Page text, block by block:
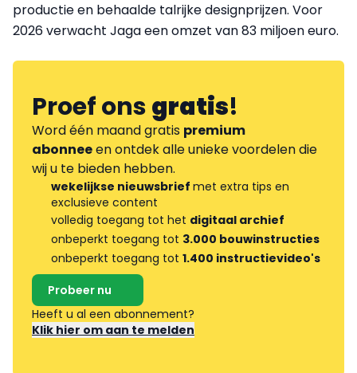
productie en behaalde talrijke designprijzen. Voor
2026 verwacht Jaga een omzet van 83 miljoen euro.
Proef onsgratis!
Word één maand gratis premium
abonneeen ontdek alle unieke voordelen die
wij u te bieden hebben.
wekelijkse nieuwsbrief met extra tips en
exclusieve content
volledig toegang tot het digitaal archief
onbeperkt toegang tot 3.000 bouwinstructies
onbeperkt toegang tot 1.400 instructievideo's
Probeer nu
Heeft u al een abonnement?
Klik hier om aan te melden